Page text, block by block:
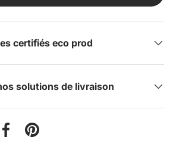
certifiés eco prod
solutions de livraison
sur Twitter
Partager sur Facebook
Épingler sur Pinterest